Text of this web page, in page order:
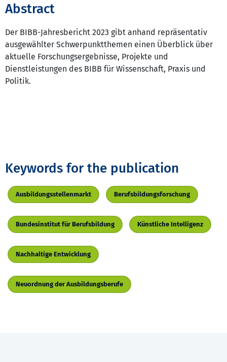
Abstract
Der BIBB-Jahresbericht 2023 gibt anhand repräsentativ
ausgewählter Schwerpunktthemen einen Überblick über
aktuelle Forschungsergebnisse, Projekte und
Dienstleistungen des BIBB für Wissenschaft, Praxis und
Politik.
Keywords for the publication
Ausbildungsstellenmarkt Berufsbildungsforschung
Bundesinstitut für Berufsbildung Künstliche Intelligenz
Nachhaltige Entwicklung
Neuordnung der Ausbildungsberufe